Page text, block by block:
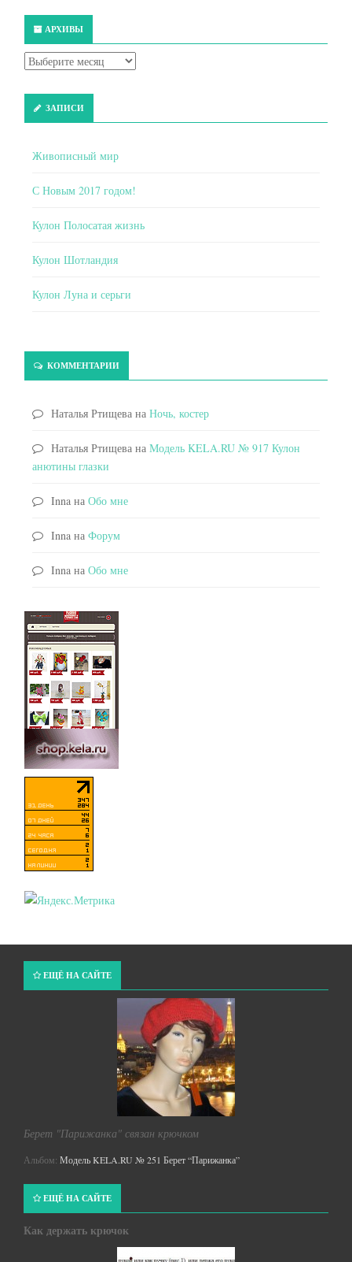
АРХИВЫ
ЗАПИСИ
Живописный мир
С Новым 2017 годом!
Кулон Полосатая жизнь
Кулон Шотландия
Кулон Луна и серьги
КОММЕНТАРИИ
Наталья Ртищева на Ночь, костер
Наталья Ртищева на Модель KELA.RU № 917 Кулон
анютины глазки
Inna на Обо мне
Inna на Форум
Inna на Обо мне
ЕЩЁ НА САЙТЕ
Берет "Парижанка" связан крючком
Альбом: Модель KELA.RU № 251 Берет “Парижанка”
ЕЩЁ НА САЙТЕ
Как держать крючок